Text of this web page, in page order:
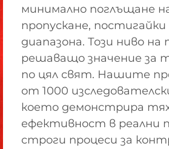
минимално поглъщане
пропускане, постигайки
диапазона. Този ниво
решаващо значение за
по цял свят. Нашите
от 1000
което демонстрира
ефективност в реални
строги процеси за